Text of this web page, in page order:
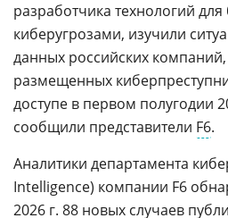
разработчика технологий
киберугрозами, изучили
данных российских
размещенных
доступе в первом полугодии
сообщили представители F6.
Аналитики департамента
Intelligence) компании F6
2026 г. 88 новых случаев